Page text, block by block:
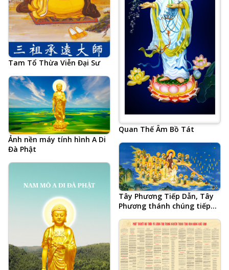
Tam Tổ Thừa Viễn Đại Sư
Quan Thế Âm Bồ Tát
Ảnh nền máy tính hình A Di
Đà Phật
Tây Phương Tiếp Dẫn, Tây
Phương thánh chúng tiếp
Cực Lạc, A Di Đà Phật, Quan
Thế Âm Bồ Tát, Đại Thế Chí
Bồ Tát, 48 đại nguyện của
Phật A Di Đà, vãng sinh Thế
Giới Tây Phương Cực Lạc